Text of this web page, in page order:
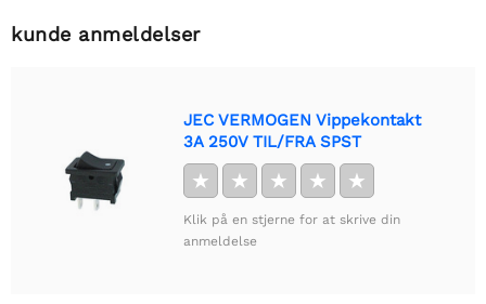
kunde anmeldelser
JEC VERMOGEN Vippekontakt
3A 250V TIL/FRA SPST
★ ★ ★ ★ ★
Klik på en stjerne for at skrive din
anmeldelse